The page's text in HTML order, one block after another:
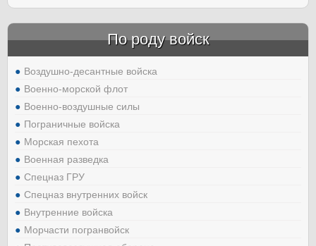
По роду войск
Воздушно-десантные войска
Военно-морской флот
Военно-воздушные силы
Пограничные войска
Морская пехота
Военная разведка
Спецназ ГРУ
Спецназ внутренних войск
Внутренние войска
Морчасти погранвойск